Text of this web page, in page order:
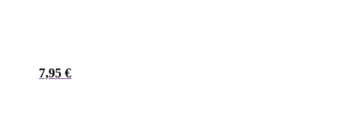
7,95 €